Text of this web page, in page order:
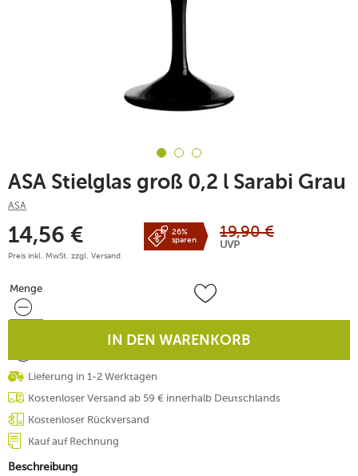
ASA Stielglas groß 0,2 l Sarabi Grau
ASA
14,56 €
Preis inkl. MwSt. zzgl. Versand
26%
sparen
19,90 €
UVP
Menge
Menge
IN DEN WARENKORB
Lieferung in 1-2 Werktagen
Kostenloser Versand ab 59 € innerhalb Deutschlands
Kostenloser Rückversand
Kauf auf Rechnung
Beschreibung